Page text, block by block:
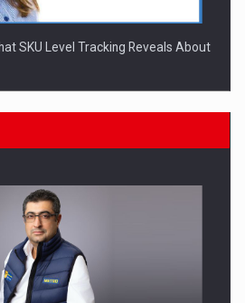
SKU Level Tracking Reveals About